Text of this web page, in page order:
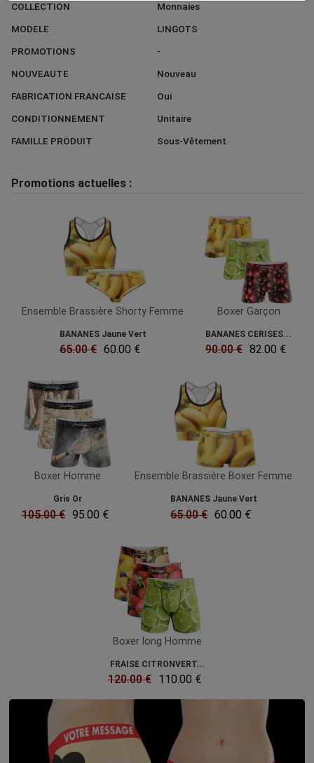
COLLECTION
Monnaies
MODELE
LINGOTS
PROMOTIONS
-
NOUVEAUTE
Nouveau
FABRICATION FRANCAISE
Oui
CONDITIONNEMENT
Unitaire
FAMILLE PRODUIT
Sous-Vêtement
Promotions actuelles :
Ensemble Brassière Shorty Femme
BANANES Jaune Vert
65.00 € 60.00 €
Boxer Garçon
BANANES CERISES...
90.00 € 82.00 €
Boxer Homme
Gris Or
105.00 € 95.00 €
Ensemble Brassière Boxer Femme
BANANES Jaune Vert
65.00 € 60.00 €
Boxer long Homme
FRAISE CITRONVERT...
120.00 € 110.00 €